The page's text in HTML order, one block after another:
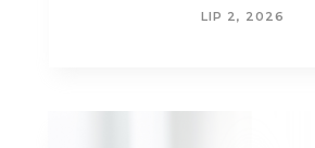
LIP 2, 2026